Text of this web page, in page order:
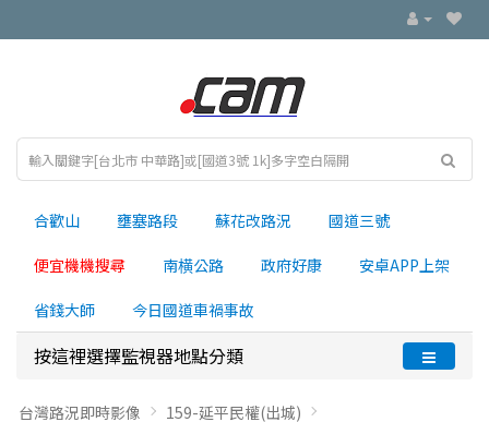
合歡山 壅塞路段 蘇花改路況 國道三號
便宜機機搜尋 南横公路 政府好康 安卓APP上架
省錢大師 今日國道車禍事故
按這裡選擇監視器地點分類
台灣路況即時影像 159-延平民權(出城)